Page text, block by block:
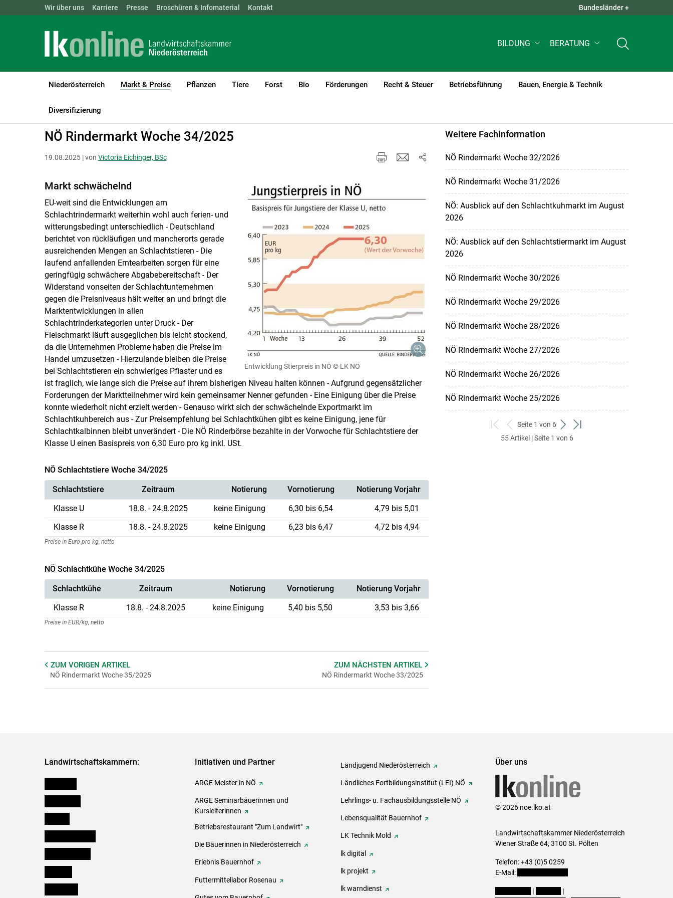
Landwirtschaftskammern: ÖSTERREICH BGLD KTN NÖ OÖ SBG QUICK LINKS +
Wir über uns Karriere Presse Broschüren & Infomaterial Kontakt Bundesländer +
BILDUNG BERATUNG
Niederösterreich Markt & Preise
(current)1
Pflanzen Tiere Forst Bio Förderungen Recht & Steuer Betriebsführung Bauen, Energie & Technik
Diversifizierung
LK Niederösterreich
NÖ Rindermarkt Woche 34/2025
19.08.2025 | von Victoria Eichinger, BSc
Entwicklung Stierpreis in NÖ © LK NÖ
Markt schwächelnd
EU-weit sind die Entwicklungen am
Schlachtrindermarkt weiterhin wohl auch ferien- und
witterungsbedingt unterschiedlich - Deutschland
berichtet von rückläufigen und mancherorts gerade
ausreichenden Mengen an Schlachtstieren - Die
laufend anfallenden Erntearbeiten sorgen für eine
geringfügig schwächere Abgabebereitschaft - Der
Widerstand vonseiten der Schlachtunternehmen
gegen die Preisniveaus hält weiter an und bringt die
Marktentwicklungen in allen
Schlachtrinderkategorien unter Druck - Der
Fleischmarkt läuft ausgeglichen bis leicht stockend,
da die Unternehmen Probleme haben die Preise im
Handel umzusetzen - Hierzulande bleiben die Preise
bei Schlachtstieren ein schwieriges Pflaster und es
ist fraglich, wie lange sich die Preise auf ihrem bisherigen Niveau halten können - Aufgrund gegensätzlicher
Forderungen der Marktteilnehmer wird kein gemeinsamer Nenner gefunden - Eine Einigung über die Preise
konnte wiederholt nicht erzielt werden - Genauso wirkt sich der schwächelnde Exportmarkt im
Schlachtkuhbereich aus - Zur Preisempfehlung bei Schlachtkühen gibt es keine Einigung, jene für
Schlachtkalbinnen bleibt unverändert - Die NÖ Rinderbörse bezahlte in der Vorwoche für Schlachtstiere der
Klasse U einen Basispreis von 6,30 Euro pro kg inkl. USt.
NÖ Schlachtstiere Woche 34/2025
Schlachtstiere Zeitraum Notierung Vornotierung
Notierung Vorjahr
Klasse U
18.8. - 24.8.2025 keine Einigung 6,30 bis 6,54
4,79 bis 5,01
Klasse R
18.8. - 24.8.2025 keine Einigung 6,23 bis 6,47 4,72 bis 4,94
Preise in Euro pro kg, netto
NÖ Schlachtkühe Woche 34/2025
Schlachtkühe Zeitraum Notierung Vornotierung
Notierung Vorjahr
Klasse R
18.8. - 24.8.2025 keine Einigung 5,40 bis 5,50 3,53 bis 3,66
Preise in EUR/kg, netto
ZUM VORIGEN ARTIKEL
NÖ Rindermarkt Woche 35/2025
ZUM NÄCHSTENARTIKEL
NÖ Rindermarkt Woche 33/2025
Weitere Fachinformation
NÖ Rindermarkt Woche 32/2026
NÖ Rindermarkt Woche 31/2026
NÖ: Ausblick auf den Schlachtkuhmarkt im August
2026
NÖ: Ausblick auf den Schlachtstiermarkt im August
2026
NÖ Rindermarkt Woche 30/2026
NÖ Rindermarkt Woche 29/2026
NÖ Rindermarkt Woche 28/2026
NÖ Rindermarkt Woche 27/2026
NÖ Rindermarkt Woche 26/2026
NÖ Rindermarkt Woche 25/2026
zum
ersten
zurück
zum
Seite 1 von 6
weiter
zum
zum
55 Artikel | Seite 1 von 6
Landwirtschaftskammern: Initiativen und Partner
ARGE Meister in NÖ
ARGE Seminarbäuerinnen und
Kursleiterinnen
Betriebsrestaurant "Zum Landwirt"
Die Bäuerinnen in Niederösterreich
Erlebnis Bauernhof
Futtermittellabor Rosenau
Landjugend Niederösterreich
Ländliches Fortbildungsinstitut (LFI) NÖ
Lehrlings- u. Fachausbildungsstelle NÖ
Lebensqualität Bauernhof
LK Technik Mold
lk digital
lk projekt
lk warndienst
Über uns
© 2026 noe.lko.at
Landwirtschaftskammer Niederösterreich
Wiener Straße 64, 3100 St. Pölten
Telefon: +43 (0)5 0259
E-Mail:
|
|